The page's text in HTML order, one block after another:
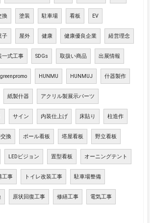
換 塗装 駐車場 看板 EV
子 屋外 健康 健康優良企業 経営理念
一式工事 SDGs 取扱い商品 出展情報
HUNMU HUNMUJ 什器製作
紙製什器 アクリル製展示パーツ
サイン 内装仕上げ 床貼り 柱造作
交換 ポール看板 塔屋看板 野立看板
LEDビジョン 置型看板 オーニングテント
工事 トイレ改装工事 駐車場整備
原状回復工事 修繕工事 電気工事